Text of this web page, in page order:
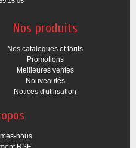
Nos produits
Nos catalogues et tarifs
Promotions
Meilleures ventes
Nouveautés
Notices d'utilisation
nous